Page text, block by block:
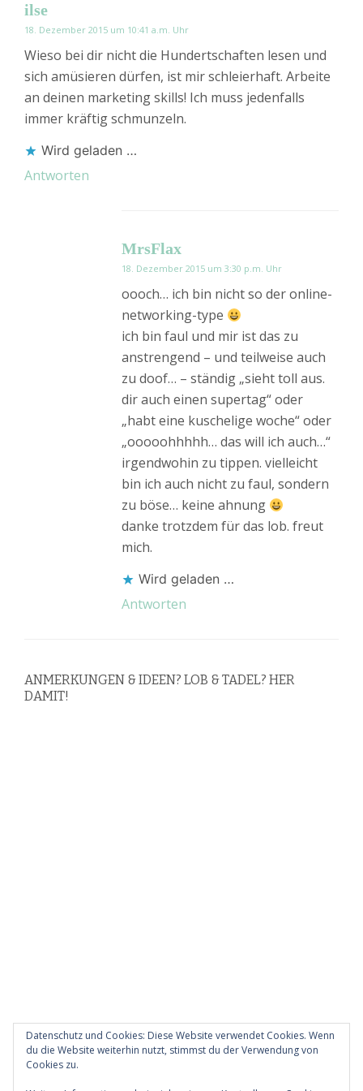
ilse
18. Dezember 2015 um 10:41 a.m. Uhr
Wieso bei dir nicht die Hundertschaften lesen und
sich amüsieren dürfen, ist mir schleierhaft. Arbeite
an deinen marketing skills! Ich muss jedenfalls
immer kräftig schmunzeln.
Wird geladen …
Antworten
MrsFlax
18. Dezember 2015 um 3:30 p.m. Uhr
oooch… ich bin nicht so der online-
networking-type
ich bin faul und mir ist das zu
anstrengend – und teilweise auch
zu doof… – ständig „sieht toll aus.
dir auch einen supertag“ oder
„habt eine kuschelige woche“ oder
„ooooohhhhh… das will ich auch…“
irgendwohin zu tippen. vielleicht
bin ich auch nicht zu faul, sondern
zu böse… keine ahnung
danke trotzdem für das lob. freut
mich.
Wird geladen …
Antworten
ANMERKUNGEN & IDEEN? LOB & TADEL? HER
DAMIT!
Diese Website verwendet Akismet, um Spam zu
Datenschutz und Cookies: Diese Website verwendet Cookies. Wenn
du die Website weiterhin nutzt, stimmst du der Verwendung von
Cookies zu.